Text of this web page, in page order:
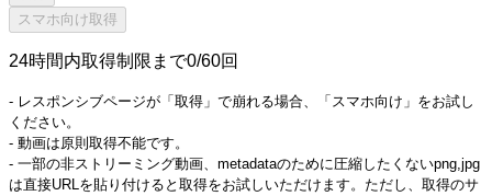
24時間内取得制限まで0/60回
- レスポンシブページが「取得」で崩れる場合、「スマホ向け」をお試し
ください。
- 動画は原則取得不能です。
- 一部の非ストリーミング動画、metadataのために圧縮したくないpng,jpg
は直接URLを貼り付けると取得をお試しいただけます。ただし、取得のサ